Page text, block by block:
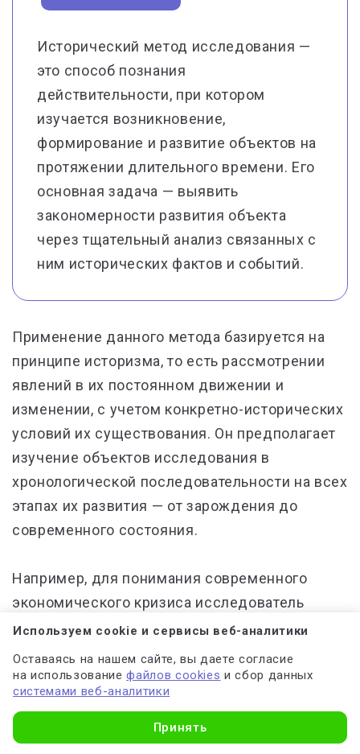
Исторический метод исследования —
это способ познания
действительности, при котором
изучается возникновение,
формирование и развитие объектов на
протяжении длительного времени. Его
основная задача — выявить
закономерности развития объекта
через тщательный анализ связанных с
ним исторических фактов и событий.
Применение данного метода базируется на
принципе историзма, то есть рассмотрении
явлений в их постоянном движении и
изменении, с учетом конкретно-исторических
условий их существования. Он предполагает
изучение объектов исследования в
хронологической последовательности на всех
этапах их развития — от зарождения до
современного состояния.
Например, для понимания современного
экономического кризиса исследователь
должен проследить зарождение его
предпосылок, все стадии его развертывания
и причины, вызвавшие данную проблему. Или
в филологии изучается генезис и эволюция
литературного жанра с анализом отдельных
произведений, повлиявших на его
Используем cookie и сервисы веб-аналитики
Оставаясь на нашем сайте, вы даете согласие
на использованиефайлов cookies и сбор данных
системами веб-аналитики
Принять